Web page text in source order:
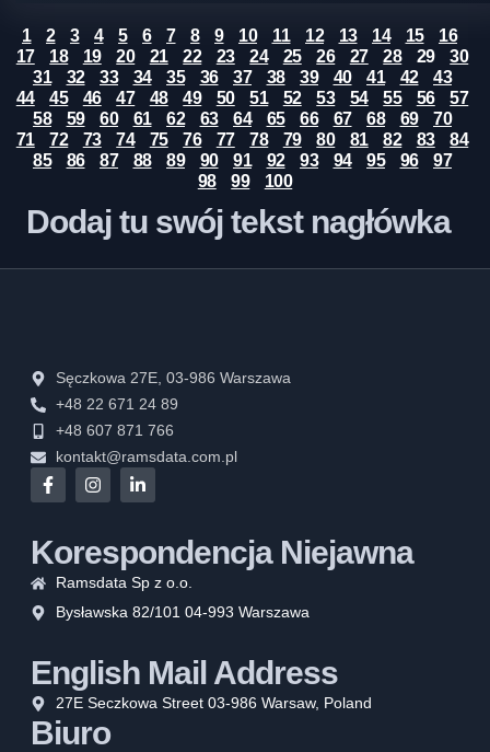
1 2 3 4 5 6 7 8 9 10 11 12 13 14 15
16
17
18 19 20 21 22 23 24 25 26 27 28 29
30
31
32 33 34 35 36 37 38 39 40 41 42
43
44
45 46 47 48 49 50 51 52 53 54 55 56
57
58
59 60 61 62 63 64 65 66 67 68 69
70
71
72 73 74 75 76 77 78 79 80 81 82 83
84
85
86 87 88 89 90 91 92 93 94 95 96
97
98
99 100
Dodaj tu swój tekst nagłówka
Sęczkowa 27E, 03-986 Warszawa
+48 22 671 24 89
+48 607 871 766
kontakt@ramsdata.com.pl
Korespondencja Niejawna
Ramsdata Sp z o.o.
Bysławska 82/101 04-993 Warszawa
English Mail Address
27E Seczkowa Street 03-986 Warsaw, Poland
Biuro